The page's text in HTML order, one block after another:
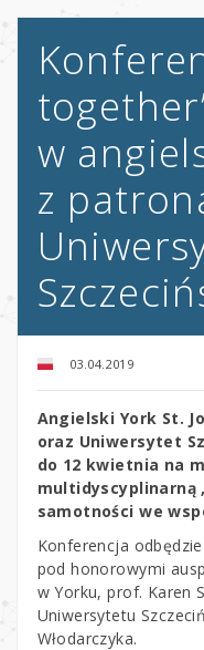
w
z
03.04.2019
Angielski York St.
oraz Uniwersytet
do 12 kwietnia na
multidyscyplinarną
samotności we
Konferencja
pod honorowymi
w Yorku, prof. Karen
Uniwersytetu
Włodarczyka.